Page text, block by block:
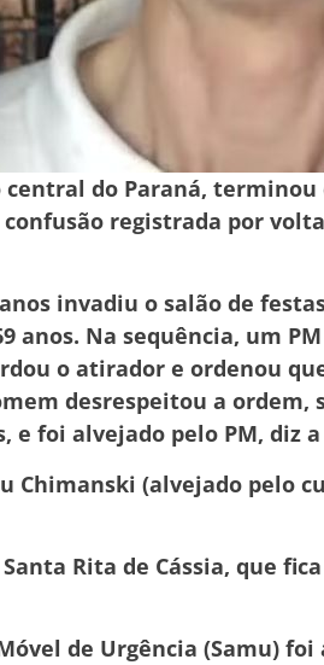
do Paraná, terminou
registrada por
invadiu o salão de
anos. Na sequência, um
o atirador e ordenou
desrespeitou a ordem,
foi alvejado pelo PM, diz
Chimanski (alvejado pelo
Rita de Cássia, que
de Urgência (Samu) foi